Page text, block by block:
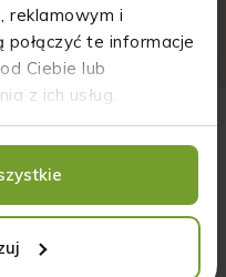
reklamowym i
te informacje
Ciebie lub
z ich usług.
więcej)...
więcej)...
Polski rynek
skrzydła
medyczną w
ruszył z kopyta. Lista
roślinę